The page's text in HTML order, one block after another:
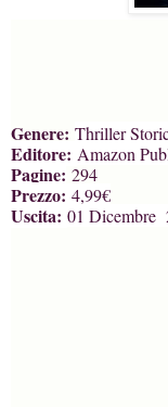
Genere: Thriller
Editore: Amazon
Pagine: 294
Prezzo: 4,99€
Uscita: 01 Dicembre